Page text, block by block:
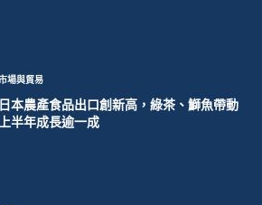
場與貿易
日本農產食品出口創新高，綠茶、鰤魚帶動
半年成長逾一成